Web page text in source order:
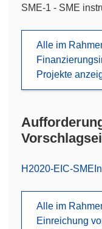
SME-1 - SME
Alle im
Projekte
(öffnet
Fenster)
H2020-EIC-
Alle im
Einreichung